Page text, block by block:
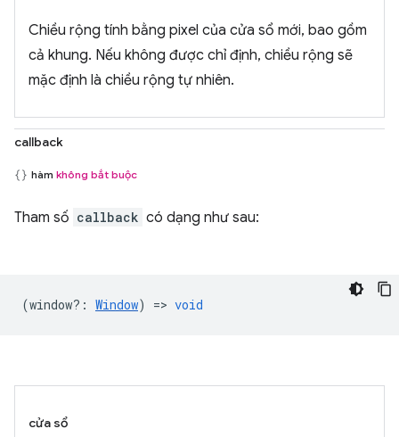
Chiều rộng tính bằng pixel của cửa sổ mới, bao gồm
cả khung. Nếu không được chỉ định, chiều rộng sẽ
mặc định là chiều rộng tự nhiên.
callback
hàm không bắt buộc
Tham số callback có dạng như sau:
(window? : Window) => void
cửa sổ